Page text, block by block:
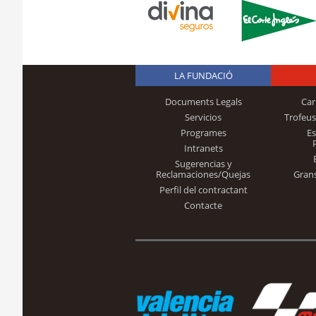
LA FUNDACIÓ
Documents Legals
Servicios
Programes
Intranets
Sugerencias y
Reclamaciones/Quejas
Perfil del contractant
Contacte